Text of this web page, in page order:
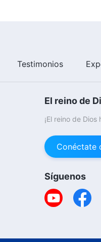
Testimonios
El reino de
¡El reino de
Conéctate
Síguenos